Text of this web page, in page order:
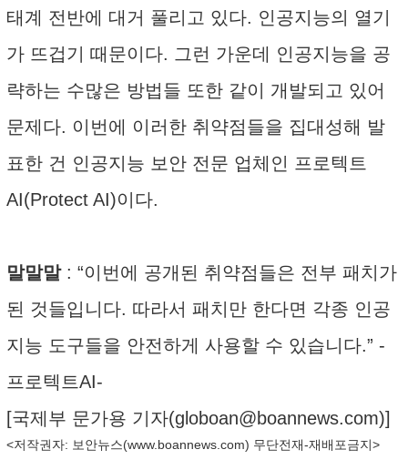
태계 전반에 대거 풀리고 있다. 인공지능의 열기
가 뜨겁기 때문이다. 그런 가운데 인공지능을 공
략하는 수많은 방법들 또한 같이 개발되고 있어
문제다. 이번에 이러한 취약점들을 집대성해 발
표한 건 인공지능 보안 전문 업체인 프로텍트
AI(Protect AI)이다.
말말말: “이번에 공개된 취약점들은 전부 패치가
된 것들입니다. 따라서 패치만 한다면 각종 인공
지능 도구들을 안전하게 사용할 수 있습니다.” -
프로텍트AI-
[국제부 문가용 기자(globoan@boannews.com)]
<저작권자: 보안뉴스(www.boannews.com) 무단전재-재배포금지>